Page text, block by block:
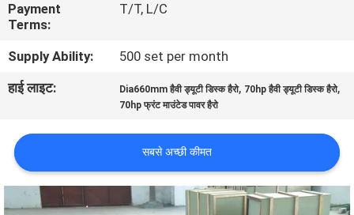
संपर्क
समाचार
एक
उद्धरण
की
Payment
Terms:
T/T, L/C
Supply Ability:
500 set per month
हाई लाइट:
Dia660mm हैवी ड्यूटी डिस्क हैरो, 70hp हैवी ड्यूटी डिस्क हैरो,
70hp फ्रंट माउंटेड पावर हैरो
सबसे अच्छी कीमत